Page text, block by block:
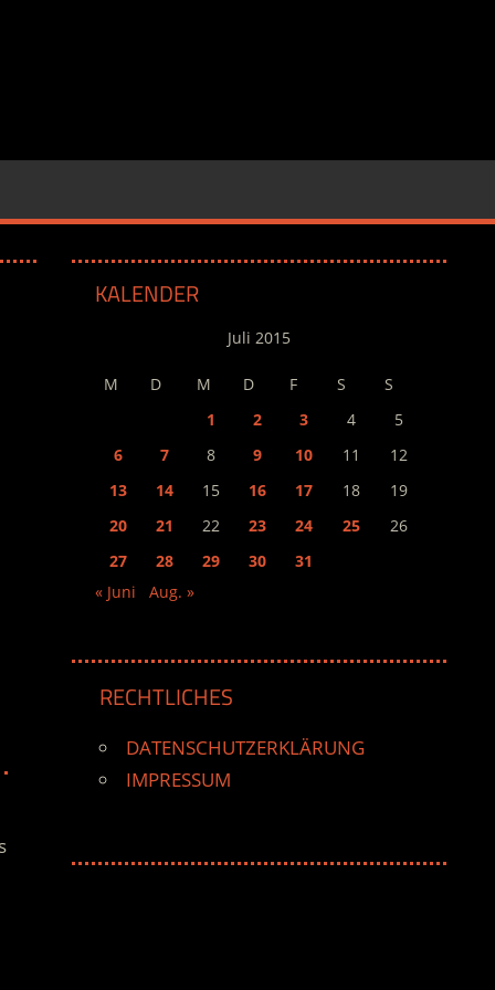
KALENDER
Juli 2015
M D M D F S
S
1
2 3 4
5
6
7 8 9 10 11
12
13
14 15 16 17 18
19
20
21 22 23 24 25
26
27
28 29 30
31
« Juni
Aug. »
RECHTLICHES
DATENSCHUTZERKLÄRUNG
IMPRESSUM